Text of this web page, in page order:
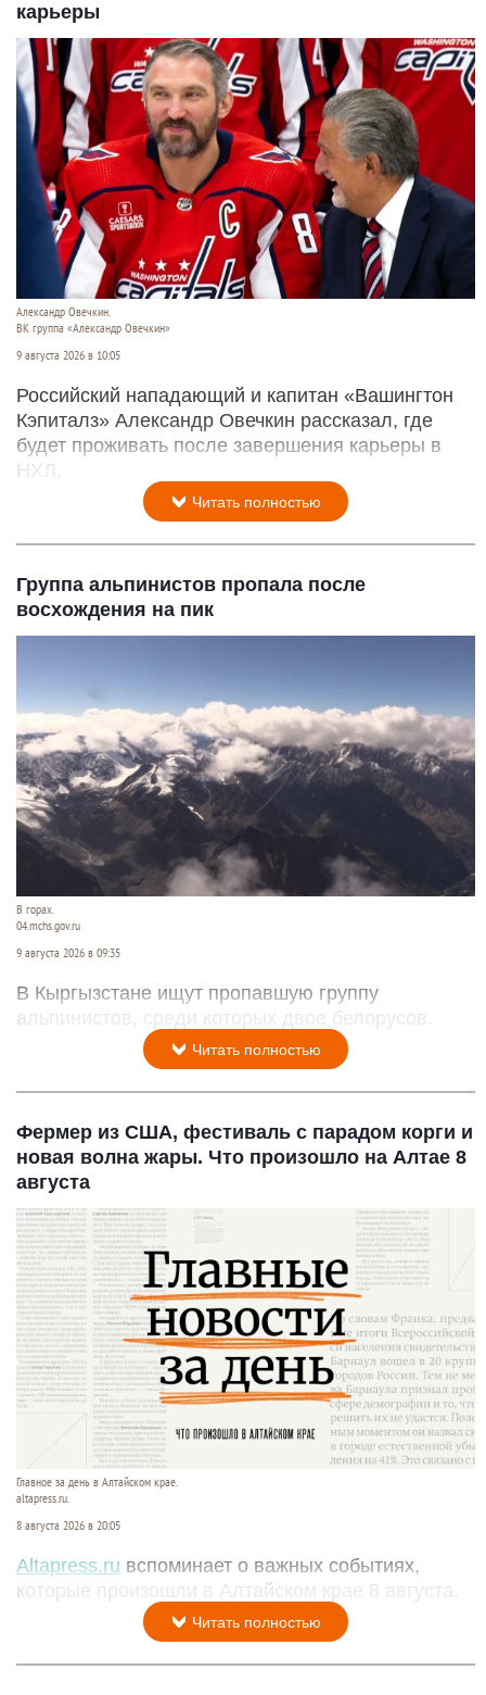
карьеры
Александр Овечкин.
ВК группа «Александр Овечкин»
9 августа 2026 в 10:05
Российский нападающий и капитан «Вашингтон
Кэпиталз» Александр Овечкин рассказал, где
будет проживать после завершения карьеры в
НХЛ,
Читать полностью
Группа альпинистов пропала после
восхождения на пик
В горах.
04.mchs.gov.ru
9 августа 2026 в 09:35
В Кыргызстане ищут пропавшую группу
альпинистов, среди которых двое белорусов.
Читать полностью
Фермер из США, фестиваль с парадом корги и
новая волна жары. Что произошло на Алтае 8
августа
Главное за день в Алтайском крае.
altapress.ru.
8 августа 2026 в 20:05
Altapress.ru вспоминает о важных событиях,
которые произошли в Алтайском крае 8 августа.
Читать полностью